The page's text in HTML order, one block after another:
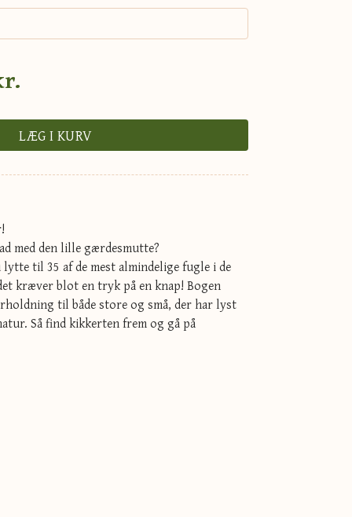
LÆG I KURV
med den lille gærdesmutte?
til 35 af de mest almindelige fugle i de
kræver blot en tryk på en knap! Bogen
til både store og små, der har lyst
Så find kikkerten frem og gå på